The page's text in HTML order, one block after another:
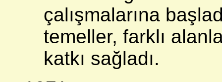
çalışmalarına
temeller, farklı
katkı sağladı.